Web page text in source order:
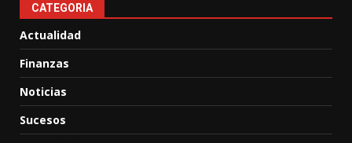
CATEGORIA
Actualidad
Finanzas
Noticias
Sucesos